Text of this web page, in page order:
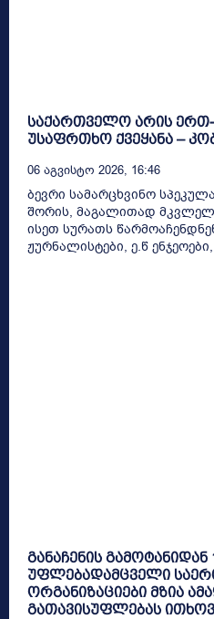
საქართველო არის
უსაფრთხო ქვეყანა –
06 Აგვისტო 2026, 16:46
ბევრი სამარცხვინო
შორის, მაგალითად
ისეთ სურათს
ჟურნალისტები, ე.წ ენჯეოები,
განაჩენის
უფლებადამცველი
ორგანიზაციები მზია
გათავისუფლებას